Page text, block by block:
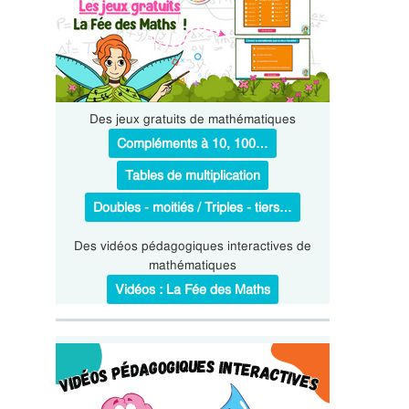
Des jeux gratuits de mathématiques
Compléments à 10, 100…
Tables de multiplication
Doubles - moitiés / Triples - tiers…
Des vidéos pédagogiques interactives de
mathématiques
Vidéos : La Fée des Maths